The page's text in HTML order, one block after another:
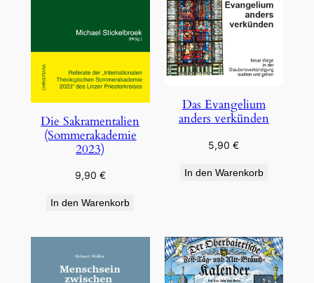
Die Sakramentalien
(Sommerakademie
2023)
9,90 €
In den Warenkorb
Das Evangelium
anders verkünden
5,90€
In den Warenkorb